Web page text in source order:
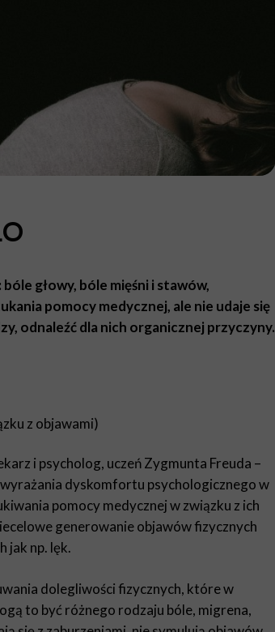
głowy, bóle mięśni i stawów,
pomocy medycznej, ale nie udaje się
odnaleźć dla nich organicznej przyczyny.
z objawami)
i psycholog, uczeń Zygmunta Freuda –
dyskomfortu psychologicznego w
pomocy medycznej w związku z ich
generowanie objawów fizycznych
jak np. lęk.
dolegliwości fizycznych, które w
to być różnego rodzaju bóle, migrena,